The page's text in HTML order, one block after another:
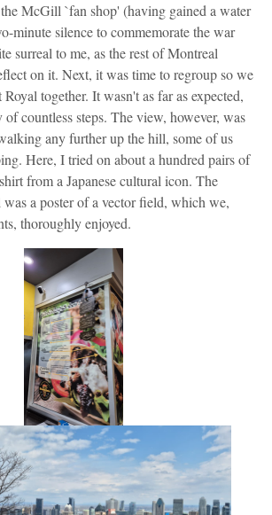
McGill `fan shop' (having gained a water
minute silence to commemorate the war
surreal to me, as the rest of Montreal
on it. Next, it was time to regroup so we
together. It wasn't as far as expected,
countless steps. The view, however, was
any further up the hill, some of us
Here, I tried on about a hundred pairs of
from a Japanese cultural icon. The
a poster of a vector field, which we,
thoroughly enjoyed.